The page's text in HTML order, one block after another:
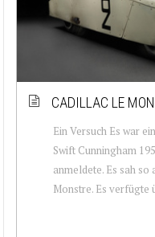
CADILLAC LE
Ein Versuch Es war
Swift Cunningham
anmeldete. Es sah so
Monstre. Es verfügte